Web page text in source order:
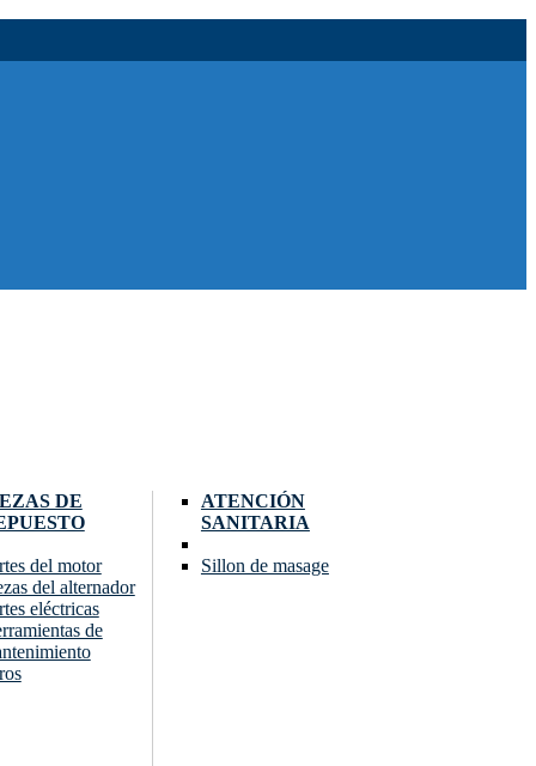
DE
del motor
del alternador
eléctricas
de
ATENCIÓN
SANITARIA
Sillon de masage